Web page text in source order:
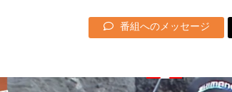
番組へのメッセージ